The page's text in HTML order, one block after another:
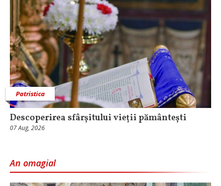
Patristica
Descoperirea sfârșitului vieții pământești
07 Aug, 2026
An omagial